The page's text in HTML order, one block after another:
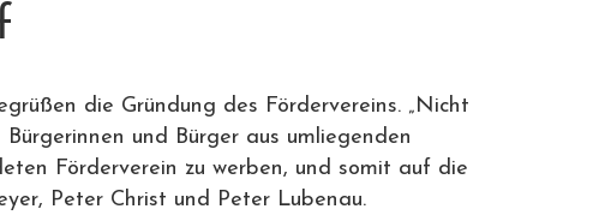
die Gründung des Fördervereins. „Nicht
und Bürger aus umliegenden
Förderverein zu werben, und somit auf die
Peter Christ und Peter Lubenau.